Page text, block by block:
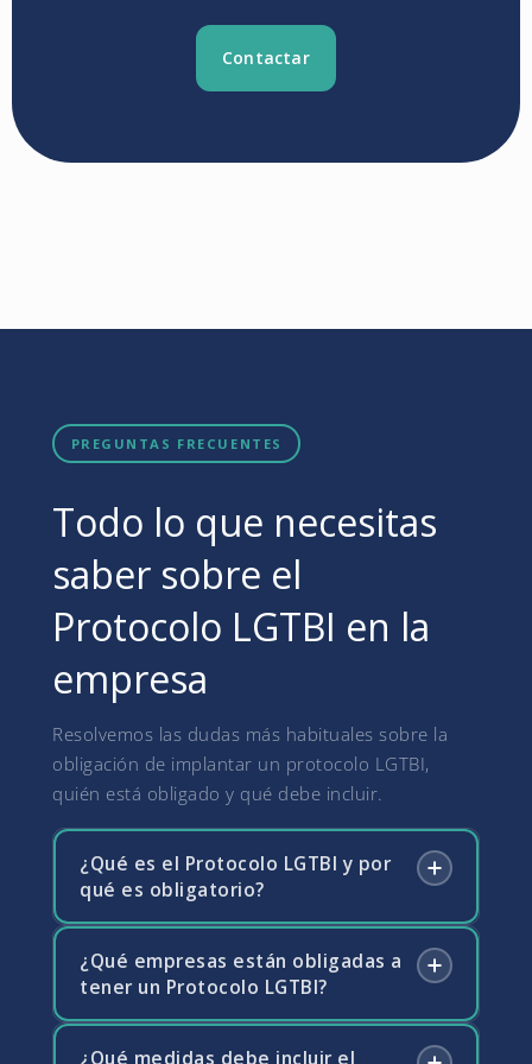
Contactar
PREGUNTAS FRECUENTES
Todo lo que necesitas
saber sobre el
Protocolo LGTBI en la
empresa
Resolvemos las dudas más habituales sobre la
obligación de implantar un protocolo LGTBI,
quién está obligado y qué debe incluir.
¿Qué es el Protocolo LGTBI y por
qué es obligatorio?
El Protocolo LGTBI es el conjunto de medidas
planificadas que la empresa debe implantar
para garantizar la igualdad real y efectiva de
las personas LGTBI en el entorno laboral y
¿Qué empresas están obligadas a
tener un Protocolo LGTBI?
¿Qué medidas debe incluir el